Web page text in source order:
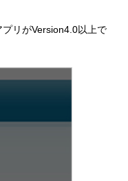
リがVersion4.0以上で